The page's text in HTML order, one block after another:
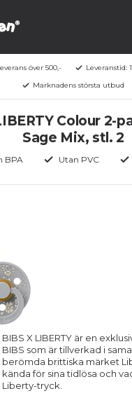
över 500,-
Leveranstid:
Marknadens största utbud
Colour 2-
Sage Mix, stl. 2
BPA Utan PVC
BIBS X LIBERTY är en
BIBS som är tillverkad i
berömda brittiska märket
kända för sina tidlösa och
Liberty-tryck.